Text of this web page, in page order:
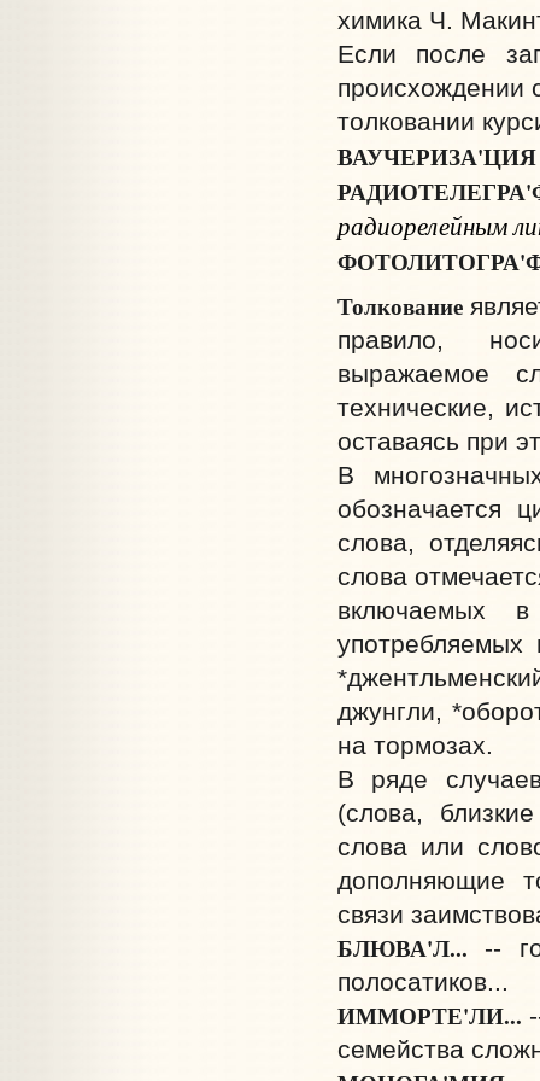
химика Ч.
Если после
происхождении
толковании
радиорелейным
Толкование
правило,
выражаемое
технические,
оставаясь при
В
обозначается
слова,
слова
включаемых
употребляемых
джунгли,
на тормозах.
В ряде
(слова,
слова или
дополняющие
связи
БЛЮВА'Л...
--
полосатиков...
ИММОРТЕ'ЛИ...
семейства